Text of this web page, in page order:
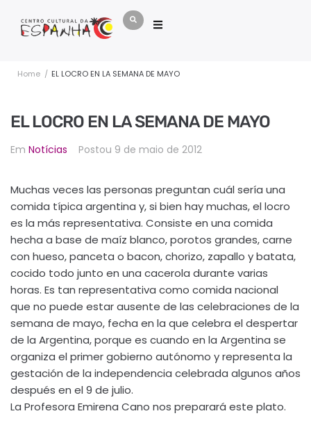
Home / EL LOCRO EN LA SEMANA DE MAYO
EL LOCRO EN LA SEMANA DE MAYO
Em Notícias Postou 9 de maio de 2012
Muchas veces las personas preguntan cuál sería una
comida típica argentina y, si bien hay muchas, el locro
es la más representativa. Consiste en una comida
hecha a base de maíz blanco, porotos grandes, carne
con hueso, panceta o bacon, chorizo, zapallo y batata,
cocido todo junto en una cacerola durante varias
horas. Es tan representativa como comida nacional
que no puede estar ausente de las celebraciones de la
semana de mayo, fecha en la que celebra el despertar
de la Argentina, porque es cuando en la Argentina se
organiza el primer gobierno autónomo y representa la
gestación de la independencia celebrada algunos años
después en el 9 de julio.
La Profesora Emirena Cano nos preparará este plato.